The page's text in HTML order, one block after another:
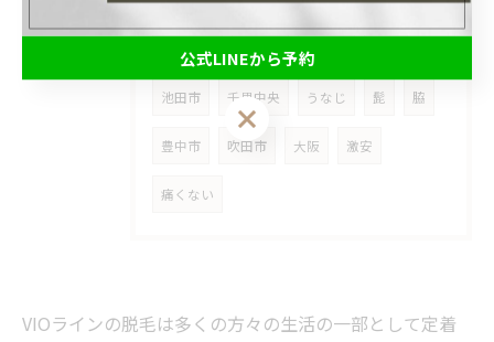
都度払い メンズ 箕面市
池田市 千里中央 うなじ 髭 脇
豊中市 吹田市 大阪 激安
痛くない
VIOラインの脱毛は多くの方々の生活の一部として定着
公式LINEから予約
公式LINEから予約